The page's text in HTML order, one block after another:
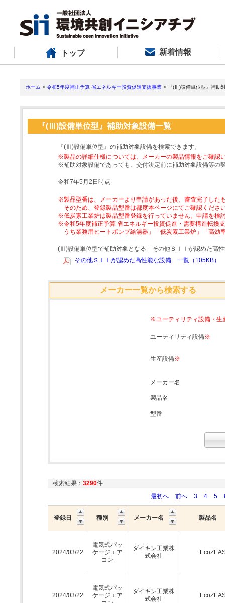
トップ 新着情報
ホーム > 令和5年度補正予算 省エネルギー投資促進支援事業 > 『(Ⅲ)設備単位型』補助
『(Ⅲ)設備単位型』補助対象設備一覧
『(Ⅲ)設備単位型』の補助対象設備を検索できます。
※製品の詳細仕様については、メーカーの製品情報をご確認
※補助対象設備であっても、交付決定前に補助対象設備等の
令和7年5月2日時点
※製品型番は、メーカーより申請があった後、審査完了した
そのため、登録製品型番は都度本ページにてご確認くださ
※低炭素工業炉は製品型番登録を行っていません。申請を検
※令和5年度補正予算 省エネルギー投資促進・需要構造転換
うち業務用ヒートポンプ給湯器」「低炭素工業炉」「高
(Ⅲ)設備単位型で補助対象となる「その他ＳＩＩが認めた高
その他ＳＩＩが認めた高性能な設備 一覧（105KB）
メーカー一覧から検索する
※ユーティリティ設備・生
ユーティリティ設備※
生産設備※
メーカー名
製品名
型番
検索結果： 3290件
最初へ
前へ 3 4 5
登録日 種別 メーカー名 製品名
2024/03/22
電気式パッ
ケージエア
コン
ダイキン工業株
式会社
2024/03/22
電気式パッ
ケージエア
ダイキン工業株
式会社